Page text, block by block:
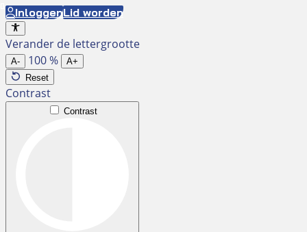
Ga
naar
de
inhoud
InloggenLid worden
Verander de lettergrootte
A- 100%
A+
Reset
Contrast
Contrast